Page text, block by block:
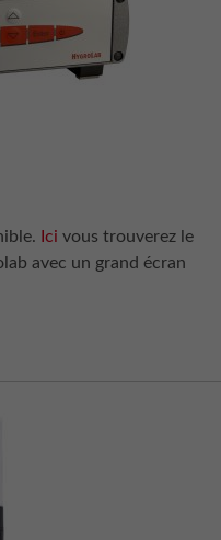
Ici vous trouverez le
avec un grand écran